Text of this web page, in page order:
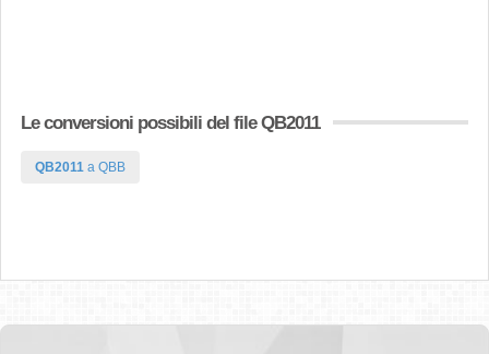
Le conversioni possibili del file QB2011
QB2011 a QBB